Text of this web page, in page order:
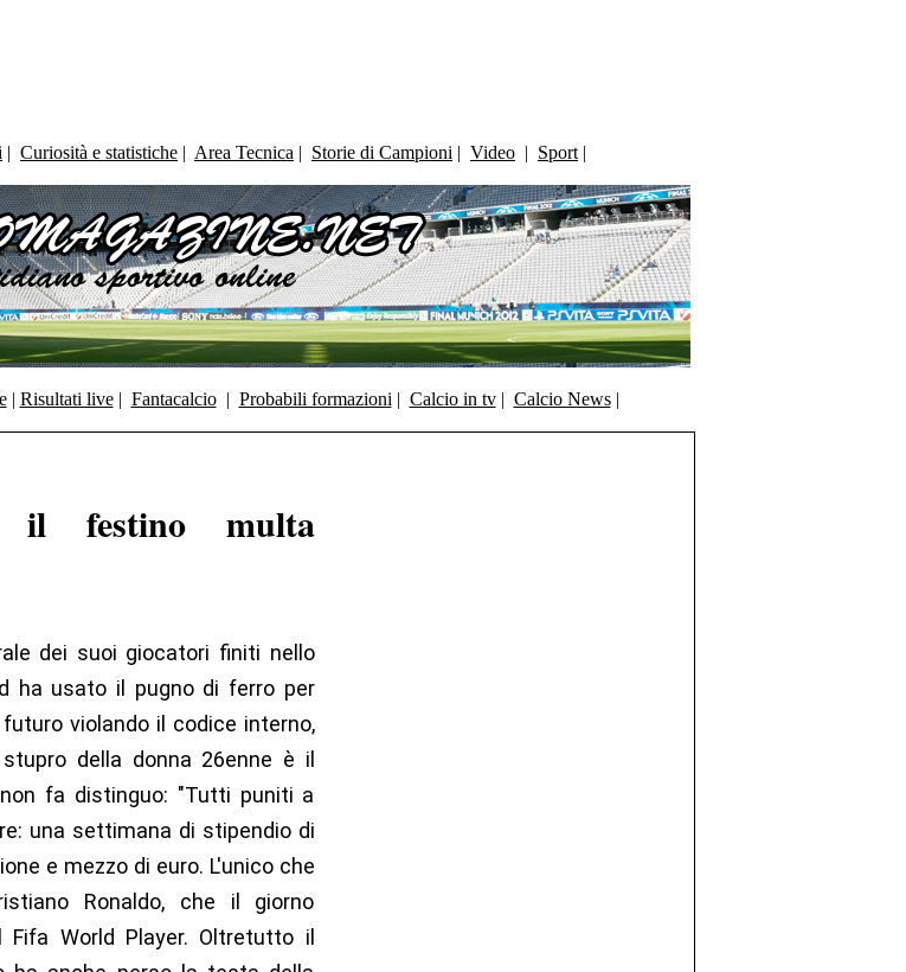
| Curiosità e statistiche | Area Tecnica | Storie di Campioni | Video | Sport |
| Risultati live| Fantacalcio| Probabili formazioni | Calcio in tv| Calcio News|
il festino multa
dei suoi giocatori finiti nello
ha usato il pugno di ferro per
violando il codice interno,
della donna 26enne è il
fa distinguo: "Tutti puniti a
una settimana di stipendio di
e mezzo di euro. L'unico che
Ronaldo, che il giorno
World Player. Oltretutto il